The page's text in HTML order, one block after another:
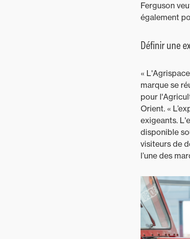
Ferguson
également
Définir une
«
marque se
pour
Orient. «
exigeants.
disponible
visiteurs de
l’une des